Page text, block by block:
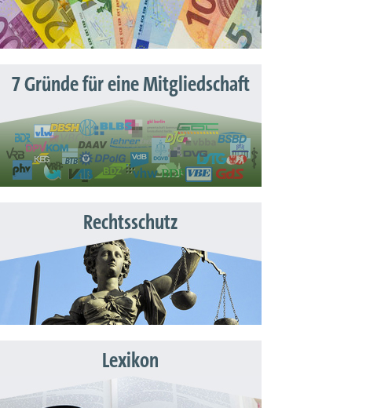
7 Gründe für eine Mitgliedschaft
Rechtsschutz
Lexikon